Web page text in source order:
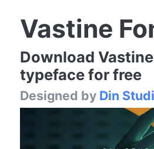
Vastine
Download
typeface for free
Designed by Din